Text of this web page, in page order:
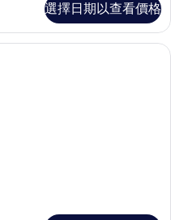
選擇日期以查看價格